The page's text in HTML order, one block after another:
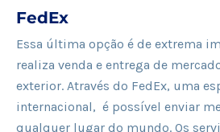
FedEx
Essa última opção é de extrema
realiza venda e entrega de
exterior. Através do FedEx, uma
internacional, é possível enviar
qualquer lugar do mundo. Os